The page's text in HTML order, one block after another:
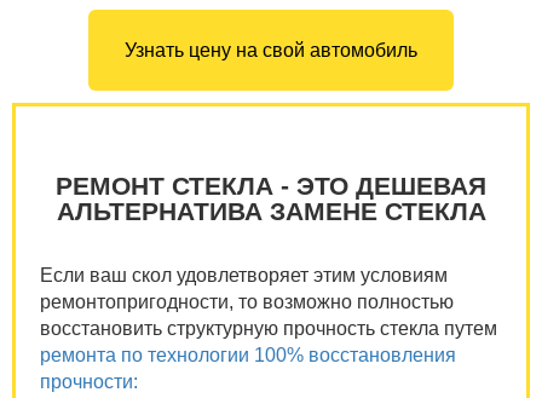
Узнать цену на свой автомобиль
РЕМОНТ СТЕКЛА - ЭТО ДЕШЕВАЯ
АЛЬТЕРНАТИВА ЗАМЕНЕ СТЕКЛА
Если ваш скол удовлетворяет этим условиям
ремонтопригодности, то возможно полностью
восстановить структурную прочность стекла путем
ремонта по технологии 100% восстановления
прочности: